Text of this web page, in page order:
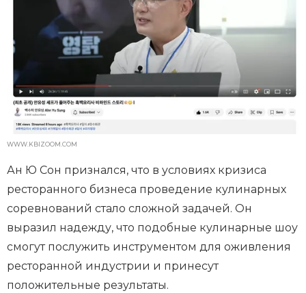
WWW.KBIZOOM.COM
Ан Ю Сон признался, что в условиях кризиса
ресторанного бизнеса проведение кулинарных
соревнований стало сложной задачей. Он
выразил надежду, что подобные кулинарные шоу
смогут послужить инструментом для оживления
ресторанной индустрии и принесут
положительные результаты.